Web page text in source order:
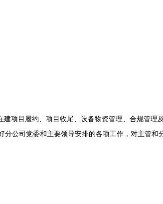
目履约、项目收尾、设备物资管理、合规管理
公司党委和主要领导安排的各项工作，对主管和